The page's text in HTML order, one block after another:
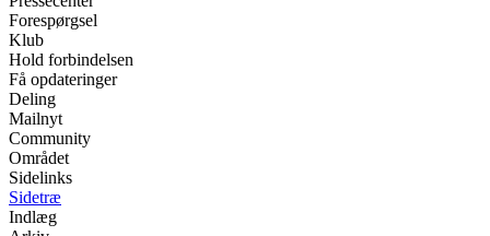
Forespørgsel
Klub
Hold forbindelsen
Få opdateringer
Deling
Mailnyt
Community
Området
Sidelinks
Sidetræ
Indlæg